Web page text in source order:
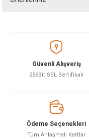
Görüş ve önerileriniz için
Ürün resmi kalitesiz,
Ürün bilgilerinde hatalar
Bu ürüne benzer farklı
Güvenli Alışveriş
256Bit SSL Sertifikalı
Ödeme Seçenekleri
Tüm Anlaşmalı Kartlar